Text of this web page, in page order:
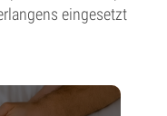
eingesetzt